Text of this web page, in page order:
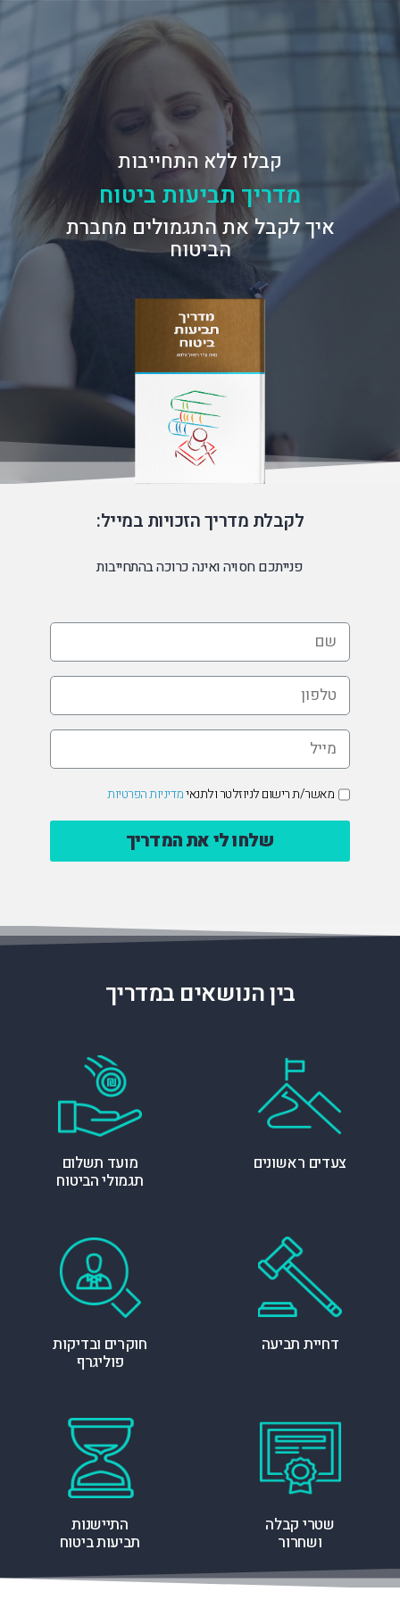
קבלו ללא התחייבות
מדריך תביעות ביטוח
איך לקבל את התגמולים מחברת
הביטוח
לקבלת מדריך הזכויות במייל:
פנייתכם חסויה ואינה כרוכה בהתחייבות
שם
טלפון
מייל
אישור
קבלת
דיוור *
מאשר/ת רישום לניוזלטר ולתנאימדיניות הפרטיות
בין הנושאים במדריך
צעדים ראשונים
מועד תשלום
תגמולי הביטוח
דחיית תביעה
חוקרים ובדיקות
פוליגרף
שטרי קבלה
ושחרור
התיישנות
תביעות ביטוח